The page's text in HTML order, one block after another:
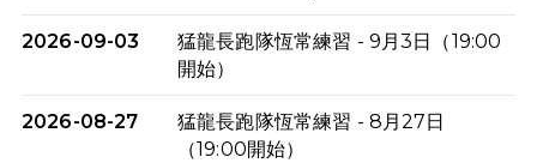
2026-09-03
猛龍長跑隊恆常練習 - 9月3日（19:00
開始）
2026-08-27
猛龍長跑隊恆常練習 - 8月27日
（19:00開始）